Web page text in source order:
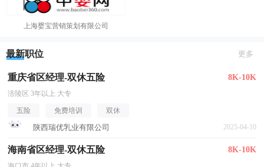
上海婴宝营销策划有限公司
最新职位 更多
重庆省区经理-双休五险 8K-10K
涪陵区 3年以上 大专
五险 免费培训 双休
陕西瑞优乳业有限公司 2025-04-10
海南省区经理-双休五险 8K-10K